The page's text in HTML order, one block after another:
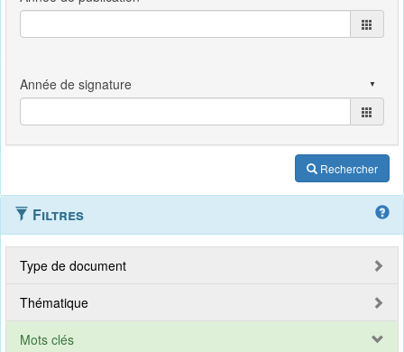
Rechercher
Filtres
Type de document
Thématique
Mots clés